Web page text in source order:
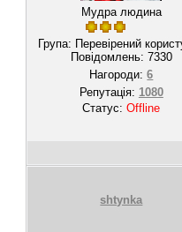
Мудра людина
Група: Перевірений
Повідомлень: 7330
Нагороди:6
Репутація: 1080
Статус:Offline
shtynka